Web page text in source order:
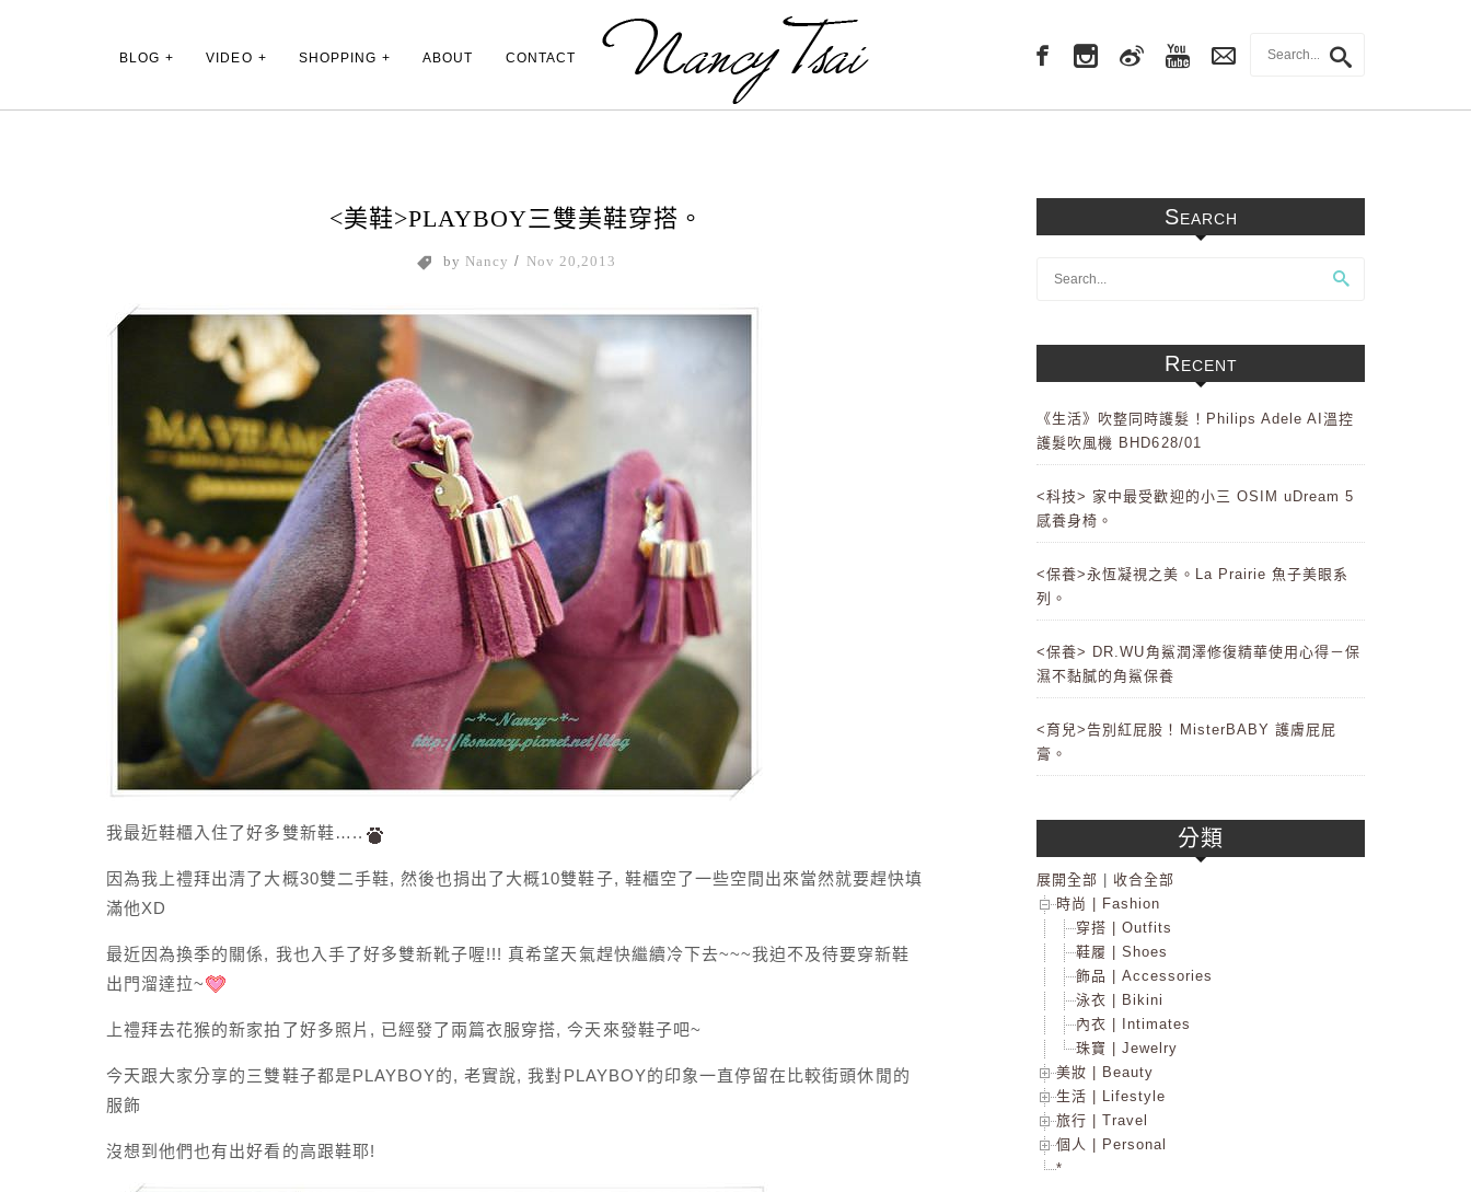
Main Menu
BLOG VIDEO SHOPPING ABOUT CONTACT
<美鞋>PLAYBOY三雙美鞋穿搭。
by Nancy / Nov 20,2013
我最近鞋櫃入住了好多雙新鞋…..
因為我上禮拜出清了大概30雙二手鞋, 然後也捐出了大概10雙鞋子, 鞋櫃空了一些空間出來當然就要趕快填
滿他XD
最近因為換季的關係, 我也入手了好多雙新靴子喔!!! 真希望天氣趕快繼續冷下去~~~我迫不及待要穿新鞋
出門溜達拉~
上禮拜去花猴的新家拍了好多照片, 已經發了兩篇衣服穿搭, 今天來發鞋子吧~
今天跟大家分享的三雙鞋子都是PLAYBOY的, 老實說, 我對PLAYBOY的印象一直停留在比較街頭休閒的
服飾
沒想到他們也有出好看的高跟鞋耶!
Search
Recent
《生活》吹整同時護髮！Philips Adele AI溫控
護髮吹風機 BHD628/01
<科技> 家中最受歡迎的小三 OSIM uDream 5
感養身椅。
<保養>永恆凝視之美。La Prairie 魚子美眼系
列。
<保養> DR.WU角鯊潤澤修復精華使用心得－保
濕不黏膩的角鯊保養
<育兒>告別紅屁股！MisterBABY 護膚屁屁
膏。
分類
展開全部
收合全部
時尚 | Fashion
穿搭 | Outfits
鞋履 | Shoes
飾品 | Accessories
泳衣 | Bikini
內衣 | Intimates
珠寶 | Jewelry
美妝 | Beauty
生活 | Lifestyle
旅行 | Travel
個人 | Personal
*